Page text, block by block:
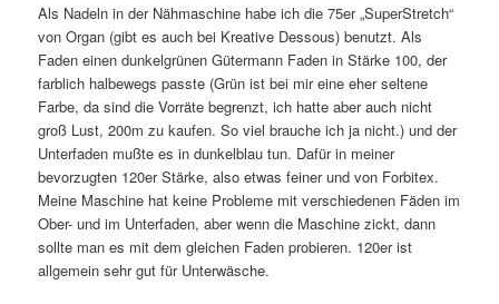
Als Nadeln in der Nähmaschine habe ich die 75er „SuperStretch“
von Organ (gibt es auch bei Kreative Dessous) benutzt. Als
Faden einen dunkelgrünen Gütermann Faden in Stärke 100, der
farblich halbewegs passte (Grün ist bei mir eine eher seltene
Farbe, da sind die Vorräte begrenzt, ich hatte aber auch nicht
groß Lust, 200m zu kaufen. So viel brauche ich ja nicht.) und der
Unterfaden mußte es in dunkelblau tun. Dafür in meiner
bevorzugten 120er Stärke, also etwas feiner und von Forbitex.
Meine Maschine hat keine Probleme mit verschiedenen Fäden im
Ober- und im Unterfaden, aber wenn die Maschine zickt, dann
sollte man es mit dem gleichen Faden probieren. 120er ist
allgemein sehr gut für Unterwäsche.